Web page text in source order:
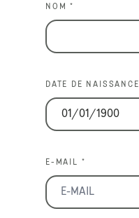
NOM *
DATE DE NAISSANCE
E-MAIL *